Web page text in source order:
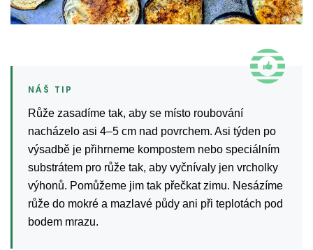
Růže zasadíme tak, aby se místo roubování
nacházelo asi 4–5 cm nad povrchem. Asi týden po
výsadbě je přihrneme kompostem nebo speciálním
substrátem pro růže tak, aby vyčnívaly jen vrcholky
výhonů. Pomůžeme jim tak přečkat zimu. Nesázíme
růže do mokré a mazlavé půdy ani při teplotách pod
bodem mrazu.